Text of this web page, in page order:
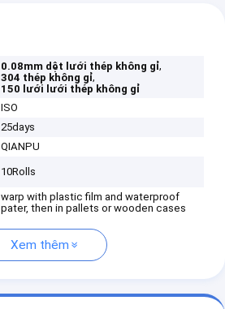
0.08mm dệt lưới thép không gỉ,
304 thép không gỉ,
150 lưới lưới thép không gỉ
ISO
25days
QIANPU
10Rolls
warp with plastic film and waterproof
pater, then in pallets or wooden cases
Xem thêm